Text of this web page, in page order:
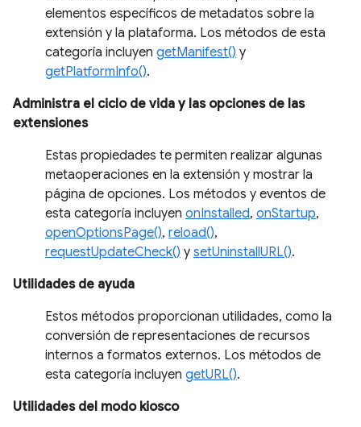
elementos específicos de metadatos sobre la
extensión y la plataforma. Los métodos de esta
categoría incluyen getManifest() y
getPlatformInfo().
Administra el ciclo de vida y las opciones de las
extensiones
Estas propiedades te permiten realizar algunas
metaoperaciones en la extensión y mostrar la
página de opciones. Los métodos y eventos de
esta categoría incluyen onInstalled, onStartup,
openOptionsPage(), reload(),
requestUpdateCheck() y setUninstallURL().
Utilidades de ayuda
Estos métodos proporcionan utilidades, como la
conversión de representaciones de recursos
internos a formatos externos. Los métodos de
esta categoría incluyen getURL().
Utilidades del modo kiosco